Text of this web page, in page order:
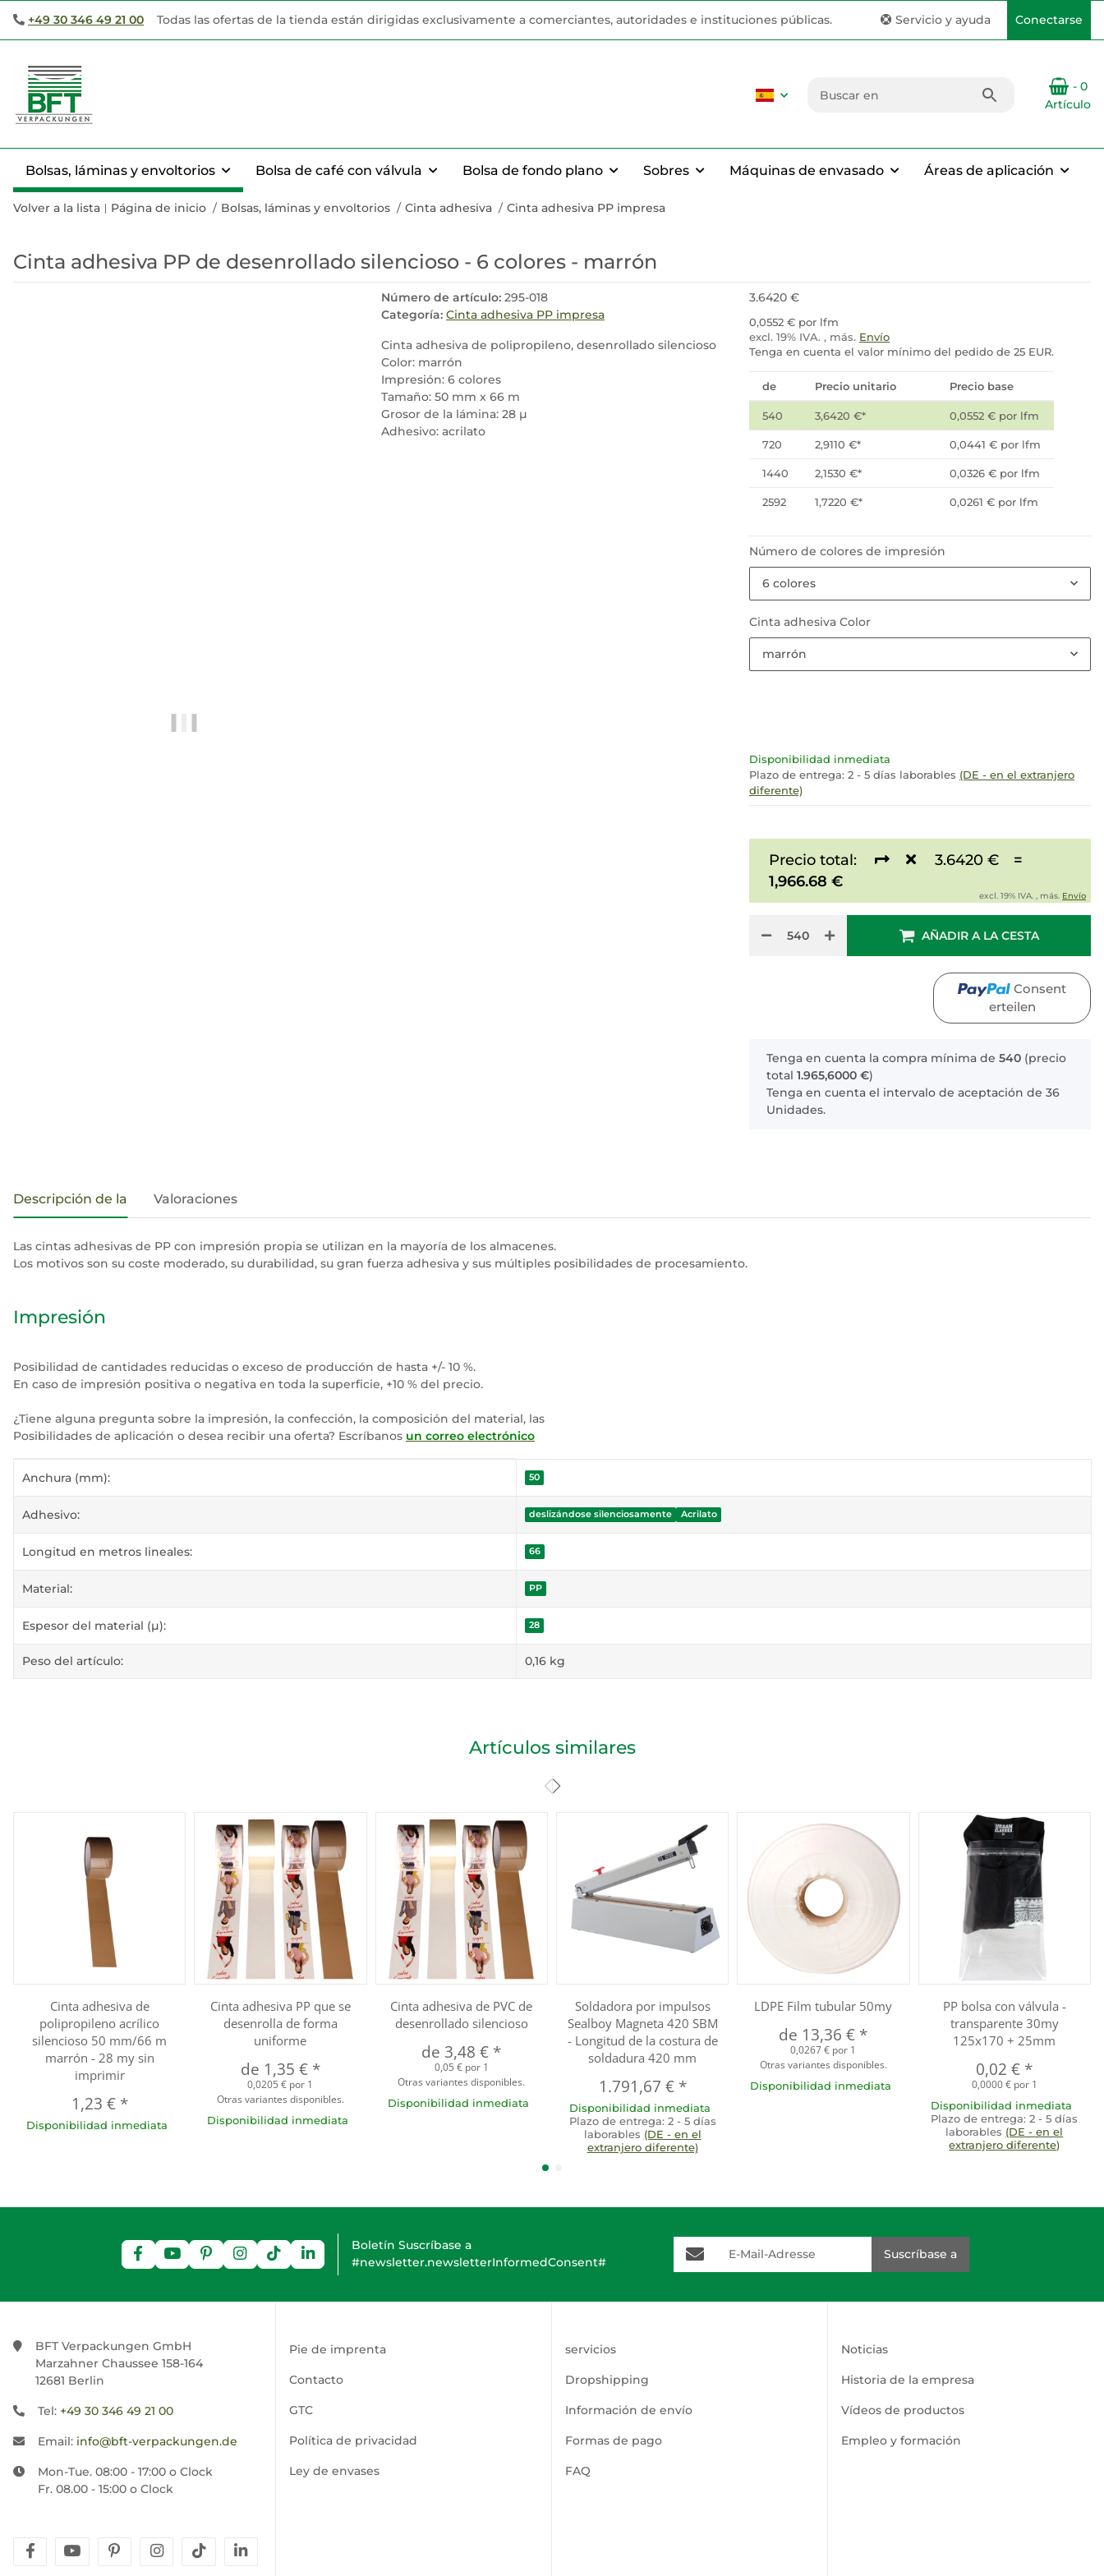
+49 30 346 49 21 00 Todas las ofertas de la tienda están dirigidas exclusivamente a comerciantes, autoridades e instituciones públicas. Servicio y ayuda Conectarse
- 0
Artículo
Bolsas, láminas y envoltorios Bolsa de café con válvula Bolsa de fondo plano Sobres Máquinas de envasado Áreas de aplicación
Volver a la lista Página de inicio Bolsas, láminas y envoltorios Cinta adhesiva Cinta adhesiva PP impresa
Cinta adhesiva PP de desenrollado silencioso - 6 colores - marrón
Número de artículo: 295-018
Categoría: Cinta adhesiva PP impresa
Cinta adhesiva de polipropileno, desenrollado silencioso
Color: marrón
Impresión: 6 colores
Tamaño: 50 mm x 66 m
Grosor de la lámina: 28 µ
Adhesivo: acrilato
Disponibilidad inmediata
Plazo de entrega: 2 - 5 días laborables (DE - en el extranjero
diferente)
3.6420 €
0,0552 € por lfm
excl. 19% IVA. , más. Envío
Tenga en cuenta el valor mínimo del pedido de 25 EUR.
de Precio unitario Precio base
540 3,6420 €* 0,0552 € por lfm
720 2,9110 €* 0,0441 € por lfm
1440 2,1530 €* 0,0326 € por lfm
2592 1,7220 €* 0,0261 € por lfm
Número de colores de impresión
6 colores
Cinta adhesiva Color
marrón
Precio total: 3.6420 €
=
1,966.68 €
excl. 19% IVA. , más. Envío
AÑADIR A LA CESTA
Consent
erteilen
x
Tenga en cuenta la compra mínima de 540 (precio
total 1.965,6000 €)
Tenga en cuenta el intervalo de aceptación de 36
Unidades.
Descripción de la Valoraciones
Las cintas adhesivas de PP con impresión propia se utilizan en la mayoría de los almacenes.
Los motivos son su coste moderado, su durabilidad, su gran fuerza adhesiva y sus múltiples posibilidades de procesamiento.
Impresión
Posibilidad de cantidades reducidas o exceso de producción de hasta +/- 10 %.
En caso de impresión positiva o negativa en toda la superficie, +10 % del precio.
¿Tiene alguna pregunta sobre la impresión, la confección, la composición del material, las
Posibilidades de aplicación o desea recibir una oferta? Escríbanos un correo electrónico
#productDetails.itemInformation#
#productDetails.itemValue#
Anchura (mm): 50
Adhesivo: deslizándose silenciosamente Acrilato
Longitud en metros lineales: 66
Material: PP
Espesor del material (µ): 28
Peso del artículo: 0,16 kg
Artículos similares
Cinta adhesiva de
polipropileno acrílico
silencioso 50 mm/66 m
marrón - 28 my sin
imprimir
1,23 € *
Disponibilidad inmediata
Cinta adhesiva PP que se
desenrolla de forma
uniforme
de 1,35 € *
0,0205 € por 1
Otras variantes disponibles.
Disponibilidad inmediata
Cinta adhesiva de PVC de
desenrollado silencioso
de 3,48 € *
0,05 € por 1
Otras variantes disponibles.
Disponibilidad inmediata
Soldadora por impulsos
Sealboy Magneta 420 SBM
- Longitud de la costura de
soldadura 420 mm
1.791,67 € *
Disponibilidad inmediata
Plazo de entrega: 2 - 5 días
laborables (DE - en el
extranjero diferente)
LDPE Film tubular 50my
de 13,36 € *
0,0267 € por 1
Otras variantes disponibles.
Disponibilidad inmediata
PP bolsa con válvula -
transparente 30my
125x170 + 25mm
0,02 € *
0,0000 € por 1
Disponibilidad inmediata
Plazo de entrega:2 - 5 días
laborables (DE - en el
extranjero diferente)
Boletín Suscríbase a
#newsletter.newsletterInformedConsent#
E-Mail-Adresse
Suscríbase a
BFT Verpackungen GmbH
Marzahner Chaussee 158-164
12681 Berlin
Tel: +49 30 346 49 21 00
Email: info@bft-verpackungen.de
Mon-Tue. 08:00 - 17:00 o Clock
Fr. 08.00 - 15:00 o Clock
facebookyoutubepinterestinstagram
tiktok
Pie de imprenta
Contacto
GTC
Política de privacidad
Ley de envases
servicios
Dropshipping
Información de envío
Formas de pago
FAQ
Noticias
Historia de la empresa
Vídeos de productos
Empleo y formación